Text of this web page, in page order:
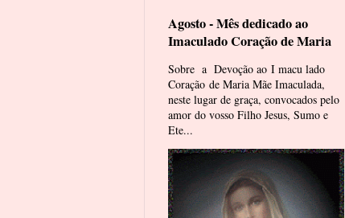
Agosto - Mês dedicado ao
Imaculado Coração de Maria
Sobre a Devoção ao I macu lado
Coração de Maria Mãe Imaculada,
neste lugar de graça, convocados pelo
amor do vosso Filho Jesus, Sumo e
Ete...